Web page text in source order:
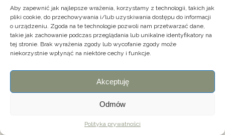
Aby zapewnić jak najlepsze wrażenia, korzystamy z technologii, takich jak
pliki cookie, do przechowywania i/lub uzyskiwania dostępu do informacji
o urządzeniu. Zgoda na te technologie pozwoli nam przetwarzać dane,
takie jak zachowanie podczas przeglądania lub unikalne identyfikatory na
tej stronie. Brak wyrażenia zgody lub wycofanie zgody może
niekorzystnie wpłynąć na niektóre cechy i funkcje.
Akceptuję
Odmów
Polityka prywatności